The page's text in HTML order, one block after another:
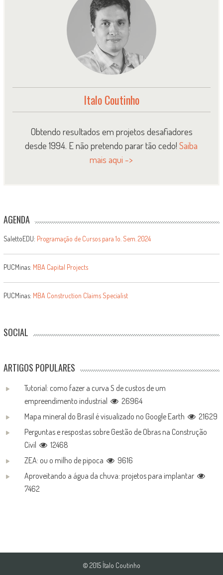
Italo Coutinho
Obtendo resultados em projetos desafiadores
desde 1994. E não pretendo parar tão cedo!Saiba
mais aqui ->
AGENDA
SalettoEDU: Programação de Cursos para 1o. Sem. 2024
PUCMinas: MBA Capital Projects
PUCMinas: MBA Construction Claims Specialist
SOCIAL
ARTIGOS POPULARES
Tutorial: como fazer a curva S de custos de um
empreendimento industrial
26964
Mapa mineral do Brasil é visualizado no Google Earth
21629
Perguntas e respostas sobre Gestão de Obras na Construção
Civil
12468
ZEA: ou o milho de pipoca
9616
Aproveitando a água da chuva: projetos para implantar
7462
© 2015 Ítalo Coutinho